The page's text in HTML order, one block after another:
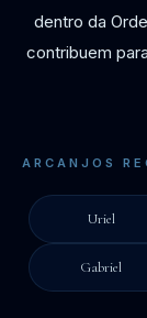
dentro da
contribuem
ARCANJOS
Uriel
Gabriel